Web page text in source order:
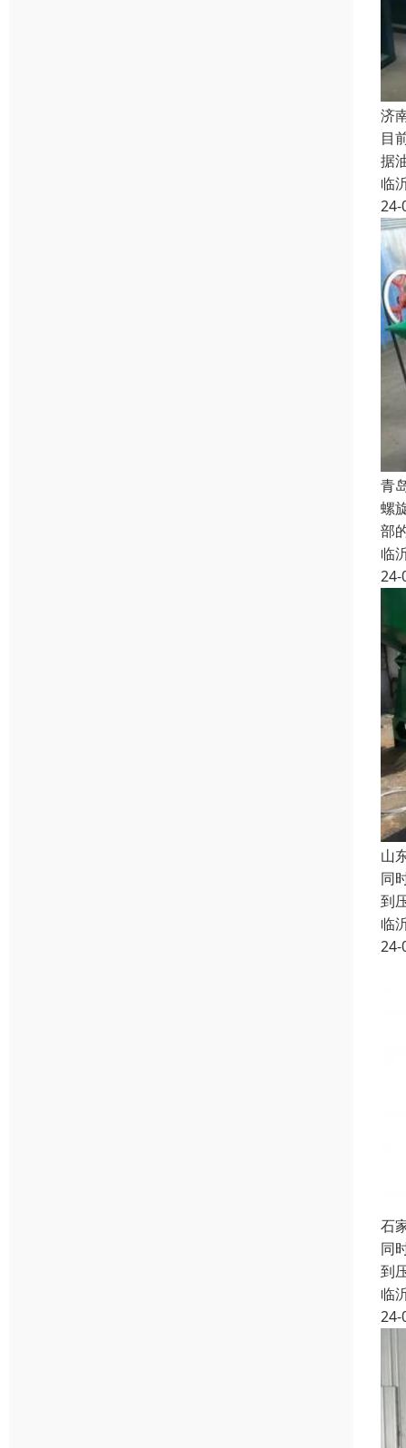
济
目
据
临
24-
青
螺
部
临
24-
山
同
到
临
24-
石
同
到
临
24-